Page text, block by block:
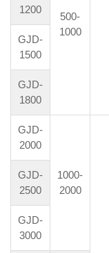
500-
1000
1200
GJD-
1500
GJD-
1800
GJD-
2000
1000-
2000
GJD-
2500
GJD-
3000